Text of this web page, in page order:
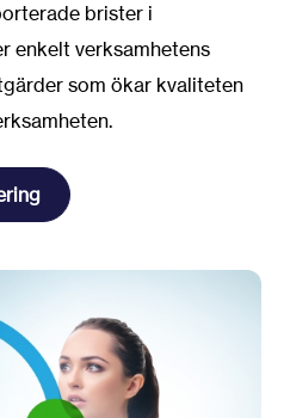
brister i
enkelt verksamhetens
som ökar kvaliteten